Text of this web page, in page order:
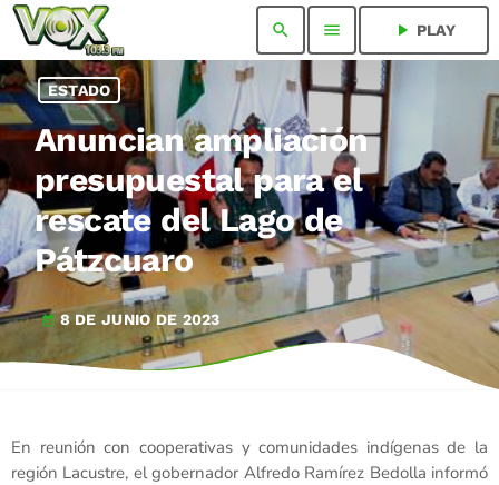
search menu play_arrow PLAY
ESTADO
Anuncian ampliación
presupuestal para el
rescate del Lago de
Pátzcuaro
today 8 DE JUNIO DE 2023
En reunión con cooperativas y comunidades indígenas de la
región Lacustre, el gobernador Alfredo Ramírez Bedolla informó